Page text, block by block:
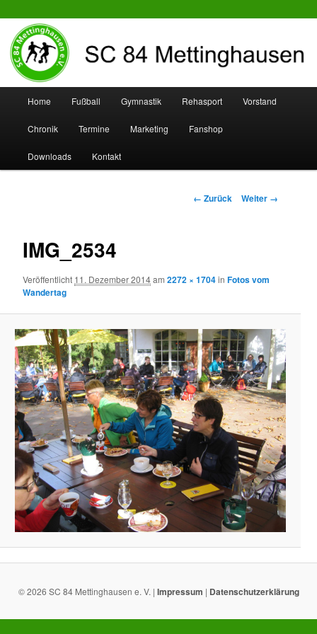
SC 84 Mettinghausen
Zum
Inhalt
wechseln
Zum
sekundären
Inhalt
Home Fußball Gymnastik Rehasport Vorstand
Chronik Termine Marketing Fanshop
Downloads Kontakt
Bilder-
← Zurück Weiter →
IMG_2534
Veröffentlicht 11. Dezember 2014am2272 × 1704inFotos vom
Wandertag
© 2026 SC 84 Mettinghausen e. V. | Impressum | Datenschutzerklärung